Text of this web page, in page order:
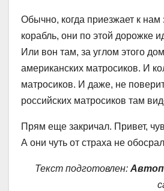
Обычно, когда приезжает к нам
корабль, они по этой дорожке
Или вон там, за углом этого
американских матросиков. И
матросиков. И даже, не
российских матросиков там
Прям еще закричал. Привет,
А они чуть от страха не
Текст подготовлен: